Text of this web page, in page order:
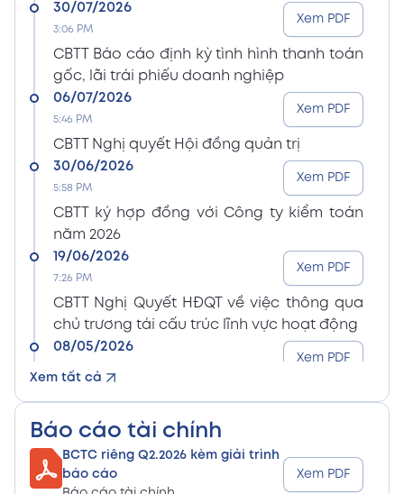
Xem tất cả
30/07/2026
3:06 PM
CBTT Báo cáo định kỳ tình hình thanh toán
gốc, lãi trái phiếu doanh nghiệp
Xem PDF
06/07/2026
5:46 PM
CBTT Nghị quyết Hội đồng quản trị
Xem PDF
30/06/2026
5:58 PM
CBTT ký hợp đồng với Công ty kiểm toán
năm 2026
Xem PDF
19/06/2026
7:26 PM
CBTT Nghị Quyết HĐQT về việc thông qua
chủ trương tái cấu trúc lĩnh vực hoạt động
Xem PDF
08/05/2026
8:15 PM
Xem PDF
8:15 PM
CBTT Điều lệ Công ty sửa đổi bổ sung (Vn)
08/05/2026
Báo cáo tài chính
BCTC riêng Q2.2026 kèm giải trình
báo cáo
Xem PDF